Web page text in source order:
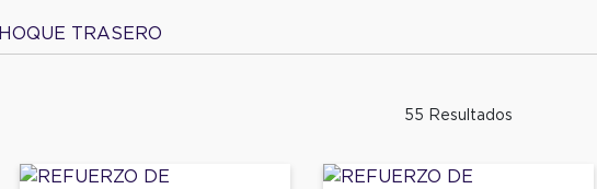
TRASERO
55 Resultados